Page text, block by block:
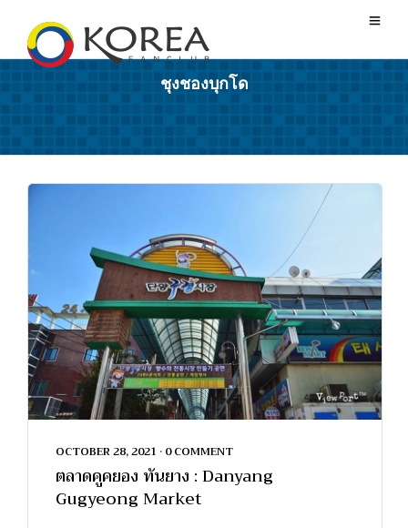
ชุงชองบุกโด
OCTOBER 28, 2021 • 0 COMMENT
ตลาดคูคยอง ทันยาง : Danyang
Gugyeong Market